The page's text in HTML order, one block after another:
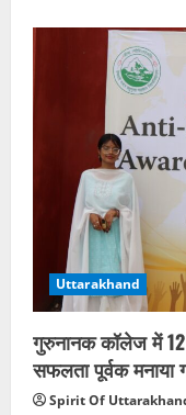
साजिश
और
खून:
पत्नी
ने
मकान
बेचकर
कराई
जमानत,
बाहर
पति
ने
उतारा
मौत
के
घाट
Uttarakhand
गुरुनानक कॉलेज में 12
सफलता पूर्वक मनाया
Spirit Of